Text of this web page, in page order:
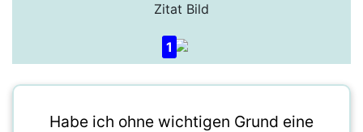
Zitat Bild
1
Habe ich ohne wichtigen Grund eine